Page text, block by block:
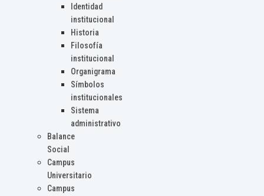
Identidad
institucional
Historia
Filosofía
institucional
Organigrama
Símbolos
institucionales
Sistema
administrativo
Balance
Social
Campus
Universitario
Campus